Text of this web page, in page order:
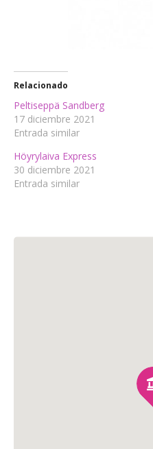
Relacionado
Peltiseppä Sandberg
17 diciembre 2021
Entrada similar
Höyrylaiva Express
30 diciembre 2021
Entrada similar